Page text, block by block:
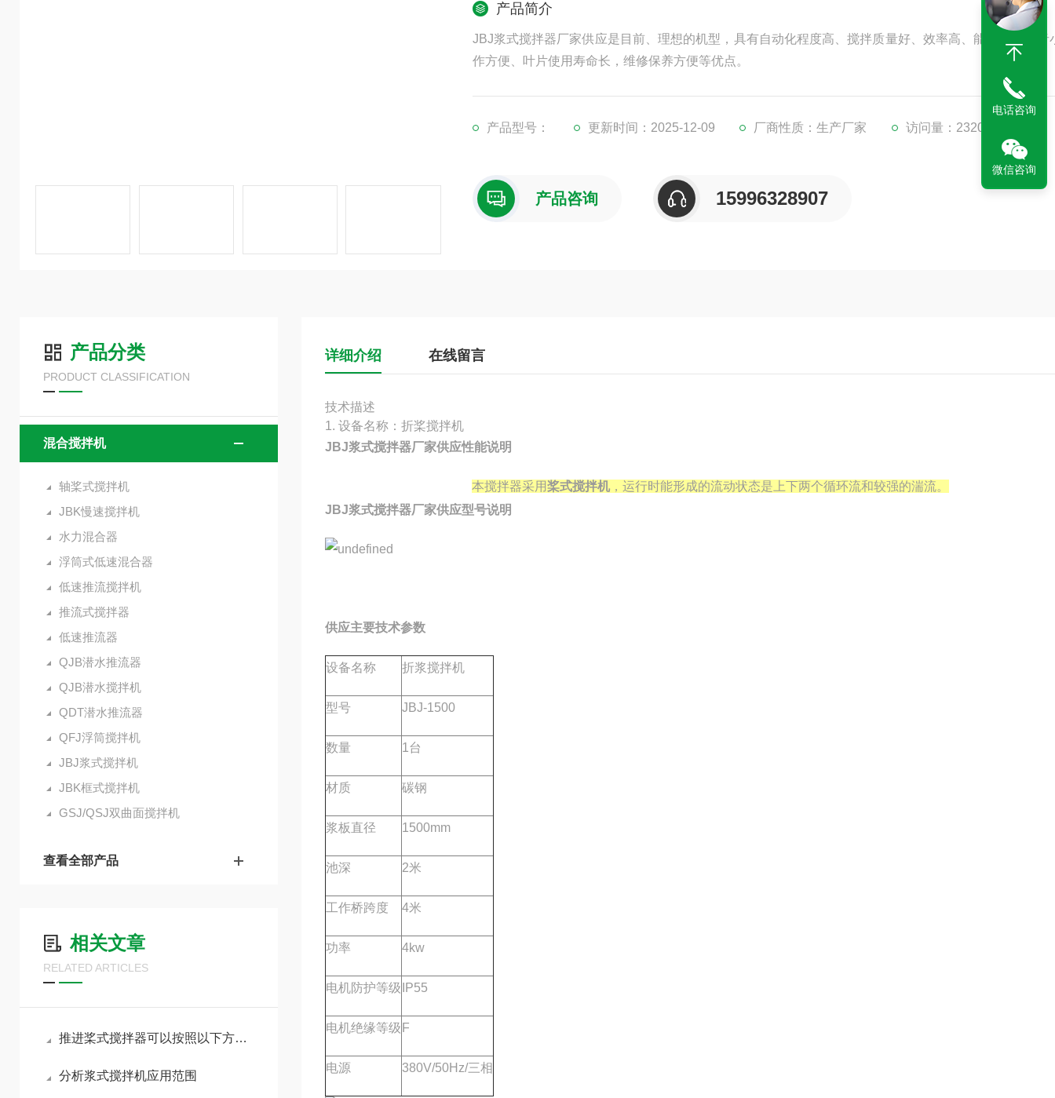
产品简介
JBJ浆式搅拌器厂家供应是目前、理想的机型，具有自动化程度高、搅拌质量好、效率高、能耗低、噪音
作方便、叶片使用寿命长，维修保养方便等优点。
产品型号： 更新时间：2025-12-09 厂商性质：生产厂家 访问量：2320
产品咨询 15996328907
产品分类
PRODUCT CLASSIFICATION
混合搅拌机
轴桨式搅拌机
JBK慢速搅拌机
水力混合器
浮筒式低速混合器
低速推流搅拌机
推流式搅拌器
低速推流器
QJB潜水推流器
QJB潜水搅拌机
QDT潜水推流器
QFJ浮筒搅拌机
JBJ浆式搅拌机
JBK框式搅拌机
GSJ/QSJ双曲面搅拌机
查看全部产品
相关文章
RELATED ARTICLES
推进桨式搅拌器可以按照以下方面考虑
分析浆式搅拌机应用范围
详细介绍 在线留言
技术描述
1. 设备名称：折桨搅拌机
JBJ浆式搅拌器厂家供应性能说明
本搅拌器采用桨式搅拌机，运行时能形成的流动状态是上下两个循环流和较强的湍流。
JBJ浆式搅拌器厂家供应型号说明
供应主要技术参数
设备名称 折浆搅拌机
型号 JBJ-1500
数量 1台
材质 碳钢
浆板直径 1500mm
池深 2米
工作桥跨度 4米
功率 4kw
电机防护等级 IP55
电机绝缘等级 F
电源 380V/50Hz/三相
电话咨询
微信咨询